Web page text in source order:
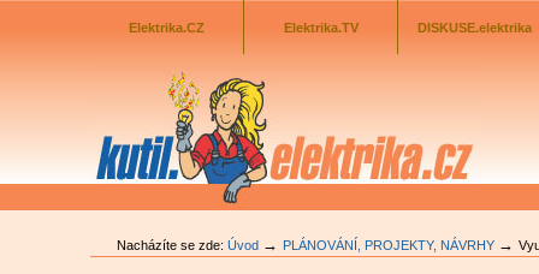
Odkazník
Elektrika.CZ
Elektrika.TV DISKUSE.elektrika
Nacházíte se zde: Úvod → PLÁNOVÁNÍ, PROJEKTY, NÁVRHY →